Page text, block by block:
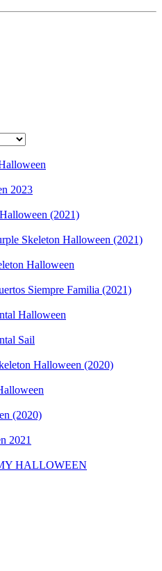
2023
(2021)
Skeleton Halloween (2021)
Halloween
Siempre Familia (2021)
Halloween
Sail
Halloween (2020)
(2020)
2021
HALLOWEEN